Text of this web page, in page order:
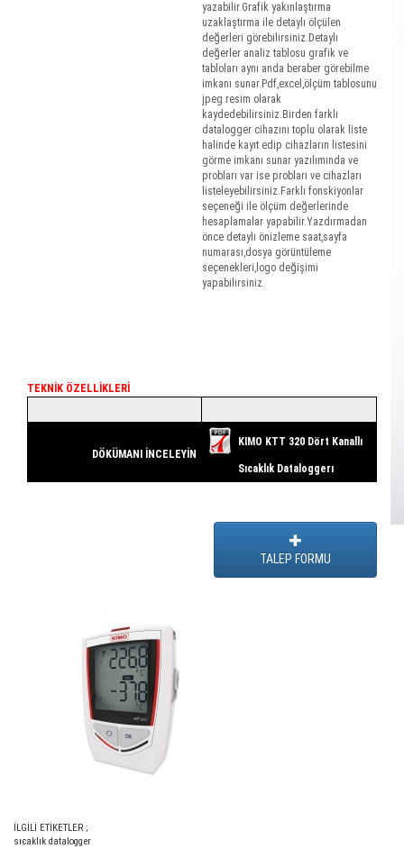
yazabilir.Grafik yakınlaştırma
uzaklaştırma ile detaylı ölçülen
değerleri görebilirsiniz.Detaylı
değerler analiz tablosu grafik ve
tabloları aynı anda beraber görebilme
imkanı sunar.Pdf,excel,ölçüm tablosunu
jpeg resim olarak
kaydedebilirsiniz.Birden farklı
datalogger cihazını toplu olarak liste
halinde kayıt edip cihazların listesini
görme imkanı sunar yazılımında ve
probları var ise probları ve cihazları
listeleyebilirsiniz.Farklı fonskiyonlar
seçeneği ile ölçüm değerlerinde
hesaplamalar yapabilir.Yazdırmadan
önce detaylı önizleme saat,sayfa
numarası,dosya görüntüleme
seçenekleri,logo değişimi
yapabilirsiniz.
TEKNİK ÖZELLİKLERİ
DÖKÜMANI İNCELEYİN
KIMO KTT 320 Dört Kanallı
Sıcaklık Dataloggerı
TALEP FORMU
İLGİLİ ETİKETLER ;
sıcaklık datalogger